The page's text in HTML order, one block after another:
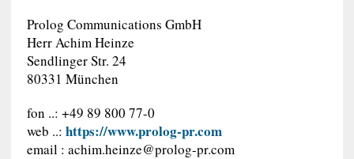
Prolog Communications GmbH
Herr Achim Heinze
Sendlinger Str. 24
80331 München
fon ..: +49 89 800 77-0
web ..: https://www.prolog-pr.com
email : achim.heinze@prolog-pr.com